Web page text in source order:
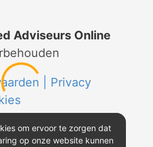
Adviseurs Online
| Privacy
om ervoor te zorgen dat
op onze website kunnen